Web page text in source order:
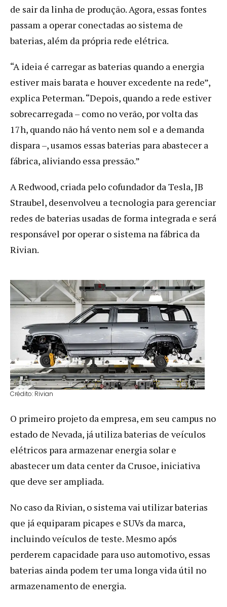
de sair da linha de produção. Agora, essas fontes
passam a operar conectadas ao sistema de
baterias, além da própria rede elétrica.
“A ideia é carregar as baterias quando a energia
estiver mais barata e houver excedente na rede”,
explica Peterman. “Depois, quando a rede estiver
sobrecarregada – como no verão, por volta das
17h, quando não há vento nem sol e a demanda
dispara –, usamos essas baterias para abastecer a
fábrica, aliviando essa pressão.”
A Redwood, criada pelo cofundador da Tesla, JB
Straubel, desenvolveu a tecnologia para gerenciar
redes de baterias usadas de forma integrada e será
responsável por operar o sistema na fábrica da
Rivian.
Crédito: Rivian
O primeiro projeto da empresa, em seu campus no
estado de Nevada, já utiliza baterias de veículos
elétricos para armazenar energia solar e
abastecer um data center da Crusoe, iniciativa
que deve ser ampliada.
No caso da Rivian, o sistema vai utilizar baterias
que já equiparam picapes e SUVs da marca,
incluindo veículos de teste. Mesmo após
perderem capacidade para uso automotivo, essas
baterias ainda podem ter uma longa vida útil no
armazenamento de energia.